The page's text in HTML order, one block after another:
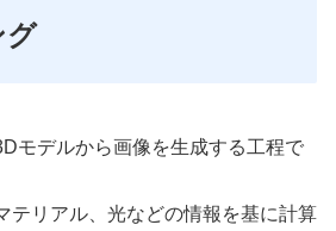
グ
モデルから画像を生成する工程で
テリアル、光などの情報を基に計算